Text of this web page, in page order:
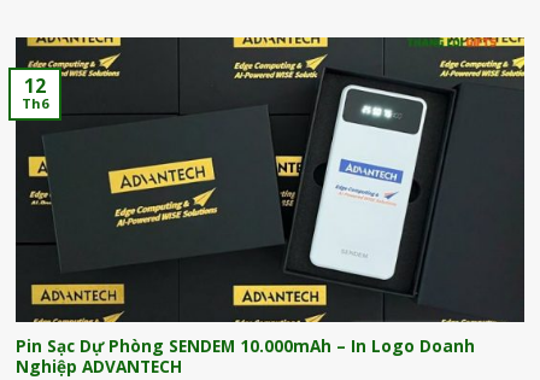
Pin Sạc Dự Phòng SENDEM 10.000mAh – In Logo Doanh
Nghiệp ADVANTECH
12
Th6